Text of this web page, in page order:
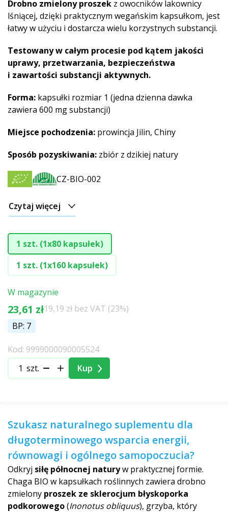
Drobno zmielony proszek z owocników lakownicy
lśniącej, dzięki praktycznym wegańskim kapsułkom, jest
łatwy w użyciu i dostarcza wielu korzystnych substancji.
Testowany w całym procesie pod kątem jakości
uprawy, przetwarzania, bezpieczeństwa
i zawartości substancji aktywnych.
Forma: kapsułki rozmiar 1 (jedna dzienna dawka
zawiera 600 mg substancji)
Miejsce pochodzenia: prowincja Jilin, Chiny
Sposób pozyskiwania: zbiór z dzikiej natury
CZ-BIO-002
Czytaj więcej
1 szt. (1x80 kapsułek)
1 szt. (1x160 kapsułek)
W magazynie
23,61 zł19,19 zł bez VAT (23%)
BP: 7
Kod: 9999000090005524
szt.
Kup
Szukasz naturalnego suplementu dla
długoterminowego wsparcia energii,
równowagi i ogólnego samopoczucia?
Odkryj siłę północnej naturyw praktycznej formie.
Chaga BIO w kapsułkach roślinnych zawiera drobno
zmielony proszek ze sklerocjum błyskoporka
podkorowego(I­nonotus obliquus), grzyba, który